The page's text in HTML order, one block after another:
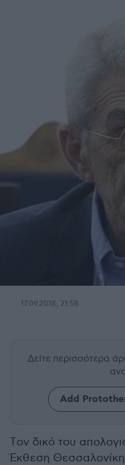
17.09.2018, 21:58
Δείτε περισσότερα
Add
Tον δικό του
Έκθεση